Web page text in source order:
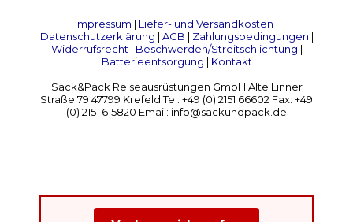
Impressum | Liefer- und Versandkosten |
Datenschutzerklärung | AGB | Zahlungsbedingungen |
Widerrufsrecht| Beschwerden/Streitschlichtung |
Batterieentsorgung | Kontakt
Sack&Pack Reiseausrüstungen GmbH Alte Linner
Straße 79 47799 Krefeld Tel: +49 (0) 2151 66602 Fax: +49
(0) 2151 615820 Email: info@sackundpack.de